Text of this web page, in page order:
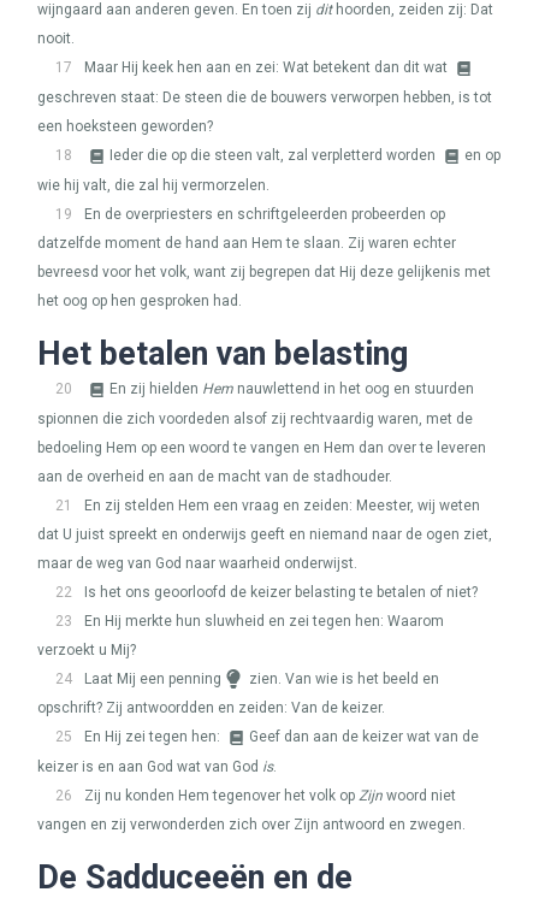
wijngaard aan anderen geven. En toen zij dithoorden, zeiden zij: Dat
nooit.
17
Maar Hij keek hen aan en zei: Wat betekent dan dit wat
geschreven staat: De steen die de bouwers verworpen hebben, is tot
een hoeksteen geworden?
18
Ieder die op die steen valt, zal verpletterd worden
en op
wie hij valt, die zal hij vermorzelen.
19
En de overpriesters en schriftgeleerden probeerden op
datzelfde moment de hand aan Hem te slaan. Zij waren echter
bevreesd voor het volk, want zij begrepen dat Hij deze gelijkenis met
het oog op hen gesproken had.
Het betalen van belasting
20 En zij hielden Hem nauwlettend in het oog en stuurden
spionnen die zich voordeden alsof zij rechtvaardig waren, met de
bedoeling Hem op een woord te vangen en Hem dan over te leveren
aan de overheid en aan de macht van de stadhouder.
21
En zij stelden Hem een vraag en zeiden: Meester, wij weten
dat U juist spreekt en onderwijs geeft en niemand naar de ogen ziet,
maar de weg van God naar waarheid onderwijst.
22
Is het ons geoorloofd de keizer belasting te betalen of niet?
23
En Hij merkte hun sluwheid en zei tegen hen: Waarom
verzoekt u Mij?
24
Laat Mij een penning
zien. Van wie is het beeld en
opschrift? Zij antwoordden en zeiden: Van de keizer.
25
En Hij zei tegen hen:
Geef dan aan de keizer wat van de
keizer is en aan God wat van God is.
26
Zij nu konden Hem tegenover het volk op Zijn woord niet
vangen en zij verwonderden zich over Zijn antwoord en zwegen.
De Sadduceeën en de